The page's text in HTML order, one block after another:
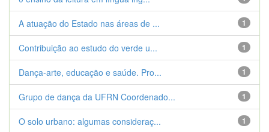
1
A atuação do Estado nas áreas de ...
1
Contribuição ao estudo do verde u...
1
Dança-arte, educação e saúde. Pro...
1
Grupo de dança da UFRN Coordenado...
1
O solo urbano: algumas consideraç...